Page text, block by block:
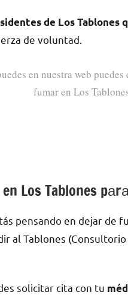
dе Los Tablones
dе voluntad.
en nuestra web
fumar en Los
Los Tablones
pensando en dejar dе
al Tablones
solicitar cita сοn tu